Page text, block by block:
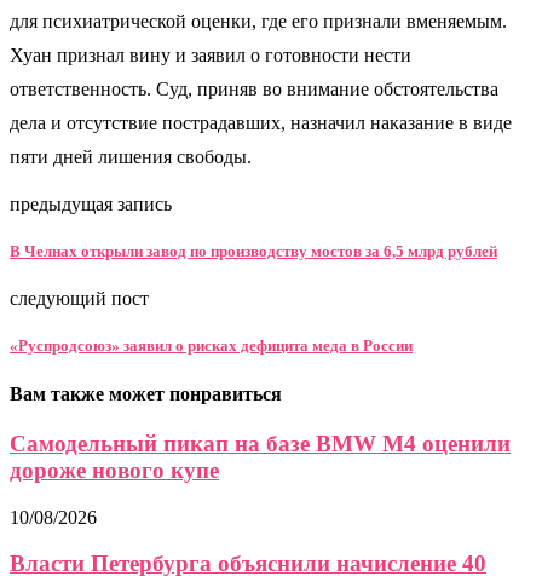
для психиатрической оценки, где его признали вменяемым.
Хуан признал вину и заявил о готовности нести
ответственность. Суд, приняв во внимание обстоятельства
дела и отсутствие пострадавших, назначил наказание в виде
пяти дней лишения свободы.
предыдущая запись
В Челнах открыли завод по производству мостов за 6,5 млрд рублей
следующий пост
«Руспродсоюз» заявил о рисках дефицита меда в России
Вам также может понравиться
Самодельный пикап на базе BMW M4 оценили
дороже нового купе
10/08/2026
Власти Петербурга объяснили начисление 40